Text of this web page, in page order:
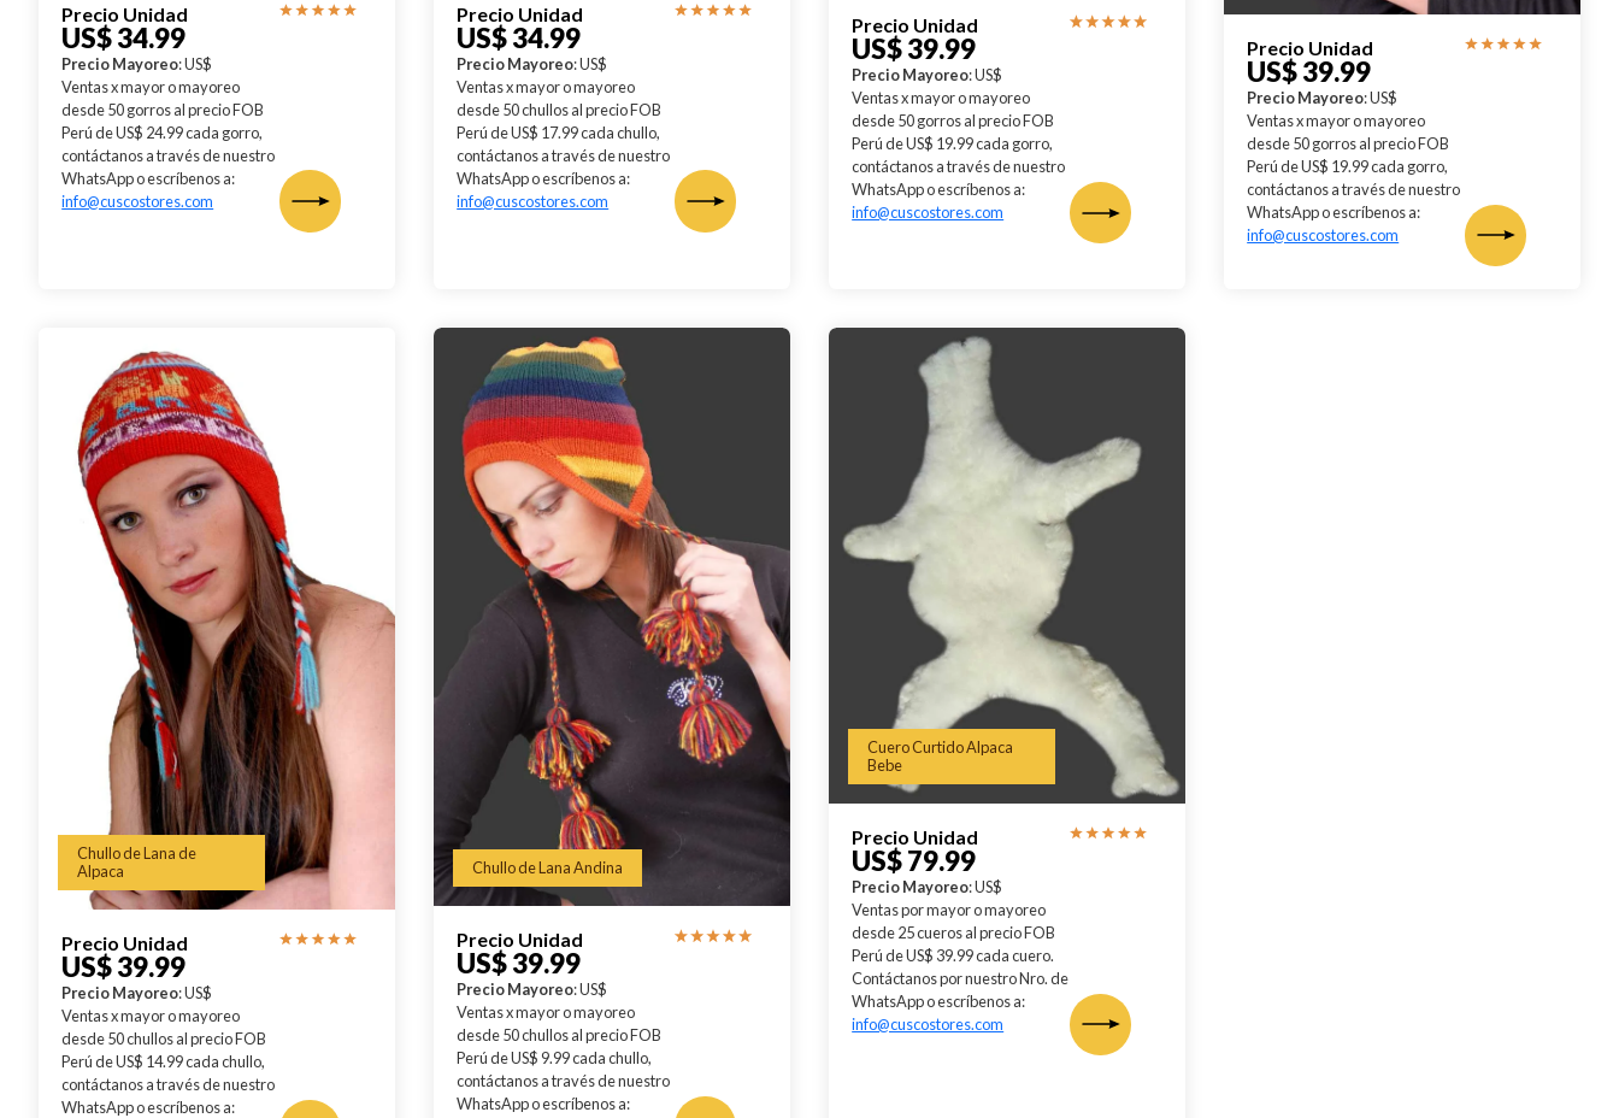
Precio Unidad
US$ 34.99
Precio Mayoreo: US$
Ventas x mayor o mayoreo
desde 50 gorros al precio FOB
Perú de US$ 24.99 cada gorro,
contáctanos a través de nuestro
WhatsApp o escríbenos a:
info@cuscostores.com
Precio Unidad
US$ 34.99
Precio Mayoreo: US$
Ventas x mayor o mayoreo
desde 50 chullos al precio FOB
Perú de US$ 17.99 cada chullo,
contáctanos a través de nuestro
WhatsApp o escríbenos a:
info@cuscostores.com
Precio Unidad
US$ 39.99
Precio Mayoreo: US$
Ventas x mayor o mayoreo
desde 50 gorros al precio FOB
Perú de US$ 19.99 cada gorro,
contáctanos a través de nuestro
WhatsApp o escríbenos a:
info@cuscostores.com
Precio Unidad
US$ 39.99
Precio Mayoreo: US$
Ventas x mayor o mayoreo
desde 50 gorros al precio FOB
Perú de US$ 19.99 cada gorro,
contáctanos a través de nuestro
WhatsApp o escríbenos a:
info@cuscostores.com
Chullo de Lana de
Alpaca
Precio Unidad
US$ 39.99
Precio Mayoreo: US$
Ventas x mayor o mayoreo
desde 50 chullos al precio FOB
Perú de US$ 14.99 cada chullo,
contáctanos a través de nuestro
WhatsApp o escríbenos a:
Chullo de Lana Andina
Precio Unidad
US$ 39.99
Precio Mayoreo: US$
Ventas x mayor o mayoreo
desde 50 chullos al precio FOB
Perú de US$ 9.99 cada chullo,
contáctanos a través de nuestro
WhatsApp o escríbenos a:
Cuero Curtido Alpaca
Bebe
Precio Unidad
US$ 79.99
Precio Mayoreo: US$
Ventas por mayor o mayoreo
desde 25 cueros al precio FOB
Perú de US$ 39.99 cada cuero.
Contáctanos por nuestro Nro. de
WhatsApp o escríbenos a:
info@cuscostores.com